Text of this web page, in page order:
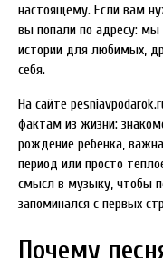
настоящему. Если вам
вы попали по адресу: мы
истории для любимых,
себя.
На сайте
фактам из жизни:
рождение ребенка,
период или просто
смысл в музыку, чтобы
запоминался с первых
Почему